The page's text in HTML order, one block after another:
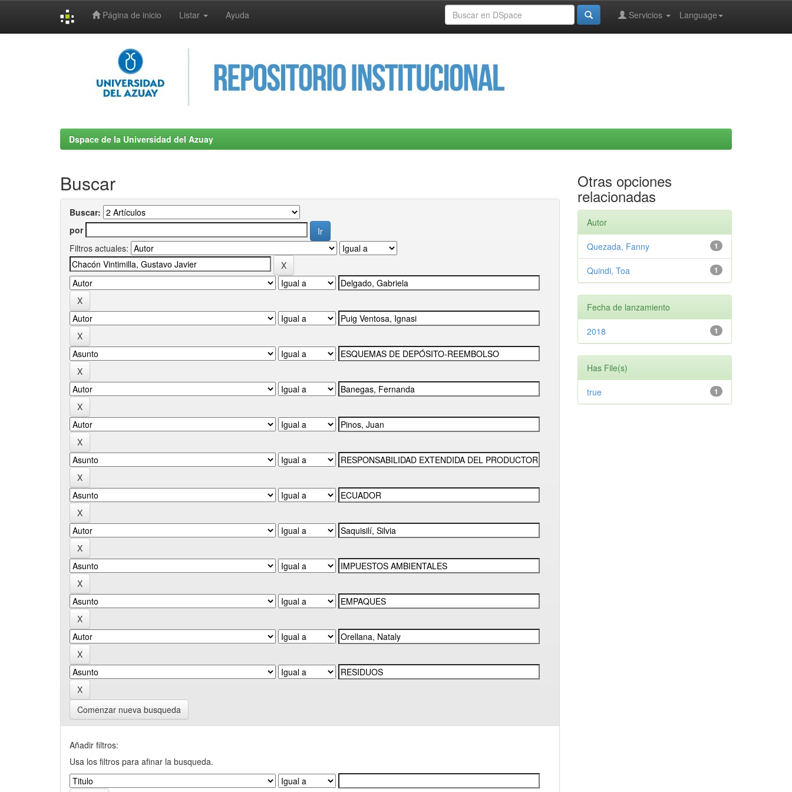
Página de inicio Listar Ayuda Language
Servicios
Dspace de la Universidad del Azuay
Buscar
Buscar:
por
Filtros actuales:
Comenzar nueva busqueda
Añadir filtros:
Usa los filtros para afinar la busqueda.
Otras opciones
relacionadas
Autor
1
Quezada, Fanny
1
Quindi, Toa
Fecha de lanzamiento
1
2018
Has File(s)
1
true